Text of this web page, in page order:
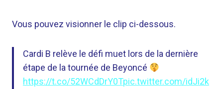
Vous pouvez visionner le clip ci-dessous.
Cardi B relève le défi muet lors de la dernière
étape de la tournée de Beyoncé
https://t.co/52WCdDrY0Tpic.twitter.com/idJi2k